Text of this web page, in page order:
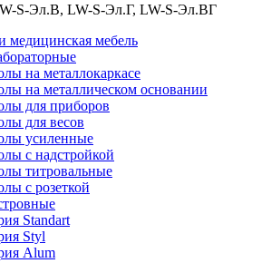
S-Эл.В, LW-S-Эл.Г, LW-S-Эл.ВГ
медицинская мебель
на металлокаркасе
на металлическом основании
для приборов
для весов
усиленные
с надстройкой
титровальные
с розеткой
Standart
Styl
Alum